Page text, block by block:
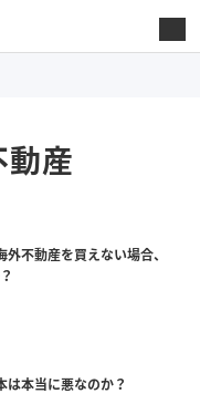
産
不動産を買えない場合、
本当に悪なのか？